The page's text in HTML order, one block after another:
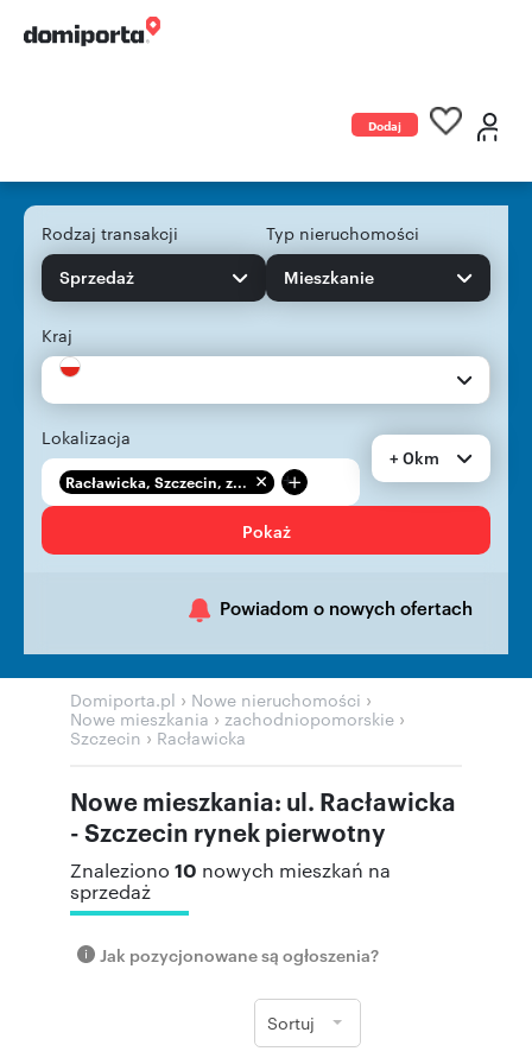
Dodaj
Rodzaj transakcji
Sprzedaż
Typ nieruchomości
Mieszkanie
Kraj
Lokalizacja
Racławicka, Szczecin, z... +
+ 0km
Pokaż
Powiadom o nowych ofertach
Domiporta.pl › Nowe nieruchomości ›
Nowe mieszkania › zachodniopomorskie ›
Szczecin › Racławicka
Nowe mieszkania: ul. Racławicka
- Szczecin rynek pierwotny
Znaleziono 10 nowych mieszkań na
sprzedaż
Jak pozycjonowane są ogłoszenia?
Sortuj